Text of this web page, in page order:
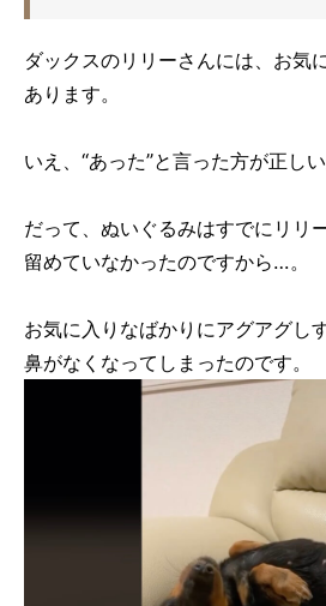
ダックスのリリーさんには、お気
あります。
いえ、“あった”と言った方が正し
だって、ぬいぐるみはすでにリリ
留めていなかったのですから…。
お気に入りなばかりにアグアグし
鼻がなくなってしまったのです。